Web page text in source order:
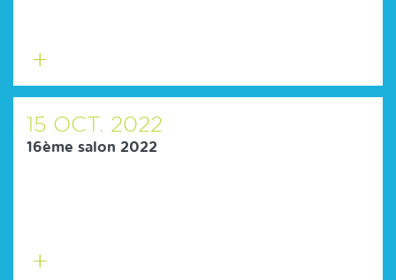
savoir
plus
15 OCT. 2022
16ème salon 2022